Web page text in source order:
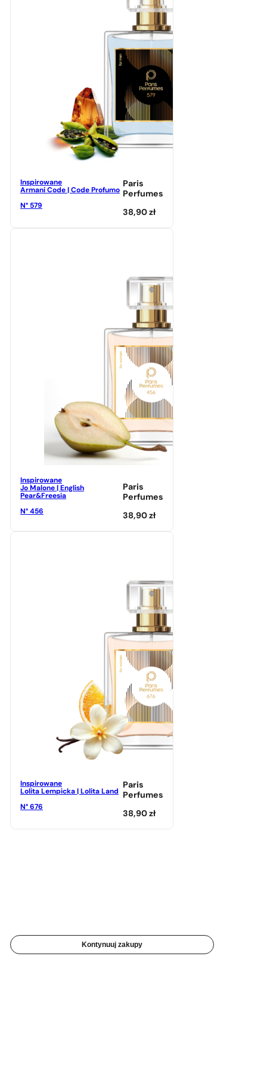
Inspirowane
Armani Code | Code Profumo
N° 579
Paris
Perfumes
38,90zł
Inspirowane
Jo Malone | English
Pear&Freesia
N° 456
Paris
Perfumes
38,90zł
Inspirowane
Lolita Lempicka | Lolita Land
N° 676
Paris
Perfumes
38,90zł
Kontynuuj zakupy